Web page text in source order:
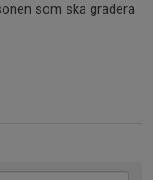
som ska gradera